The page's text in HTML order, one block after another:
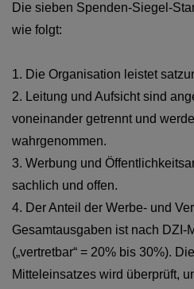
Die sieben Spenden-Siegel-
wie folgt:
1. Die Organisation leistet
2. Leitung und Aufsicht sind
voneinander getrennt und
wahrgenommen.
3. Werbung und
sachlich und offen.
4. Der Anteil der Werbe- und
Gesamtausgaben ist nach DZI-
(„vertretbar“ = 20% bis 30%).
Mitteleinsatzes wird überprüft,